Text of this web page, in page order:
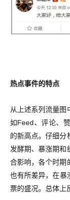
热点事件的特点
从上述系列流量图
如Feed、评论、
的新高点。仔细分
发酵期、暴涨期和
合影响，各个时期
也有所差异，在暴
票的盛况。总体上